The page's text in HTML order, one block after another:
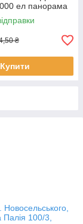
ел панорама
₴
Купити
100/3,